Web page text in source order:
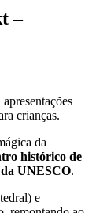
–
crianças.
da
histórico de
UNESCO.
e